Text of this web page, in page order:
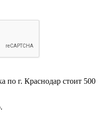
по г. Краснодар стоит 500